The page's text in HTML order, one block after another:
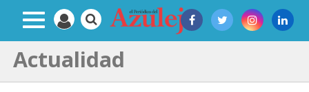
Actualidad